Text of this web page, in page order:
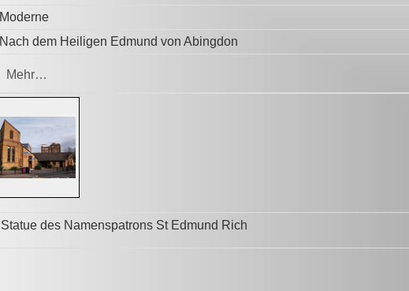
Moderne
Nach dem Heiligen Edmund von Abingdon
Mehr…
Statue des Namenspatrons St Edmund Rich